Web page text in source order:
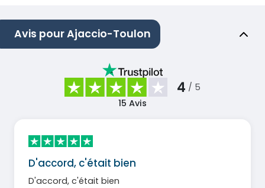
Avis pour Ajaccio-Toulon
4 / 5
15 Avis
D'accord, c'était bien
D'accord, c'était bien